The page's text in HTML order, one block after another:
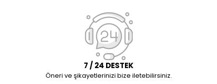
7 / 24 DESTEK
Öneri ve şikayetlerinizi bize iletebilirsiniz.